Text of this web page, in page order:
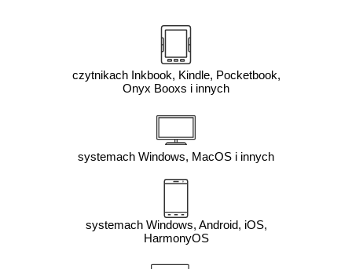
czytnikach Inkbook, Kindle, Pocketbook,
Onyx Booxs i innych
systemach Windows, MacOS i innych
systemach Windows, Android, iOS,
HarmonyOS